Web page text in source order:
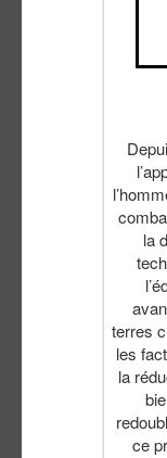
la
terres
les
la
ce